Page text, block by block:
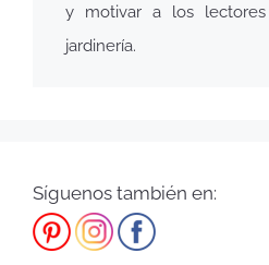
y motivar a los
jardinería.
Síguenos también en: